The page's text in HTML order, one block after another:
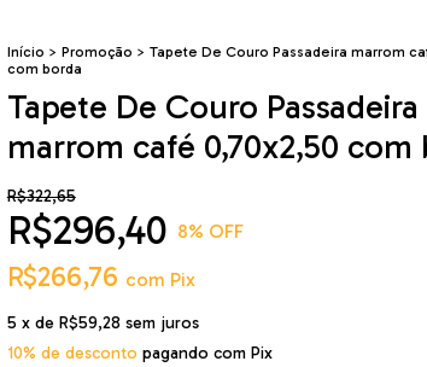
Início > Promoção > Tapete De Couro Passadeira marrom
com borda
Tapete De Couro Passadeira
marrom café 0,70x2,50 com
R$322,65
R$296,40 8% OFF
R$266,76 com Pix
5 x de R$59,28 sem juros
10% de desconto pagando com Pix